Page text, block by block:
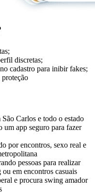
discretas;
cadastro para inibir fakes;
proteção
Carlos e todo o estado
um app seguro para fazer
por encontros, sexo real e
pessoas para realizar
ou em encontros casuais
e procura swing amador